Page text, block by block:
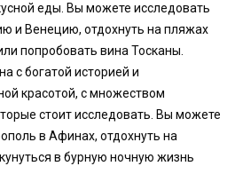
еды. Вы можете исследовать
и Венецию, отдохнуть на пляжах
попробовать вина Тосканы.
с богатой историей и
красотой, с множеством
стоит исследовать. Вы можете
в Афинах, отдохнуть на
в бурную ночную жизнь